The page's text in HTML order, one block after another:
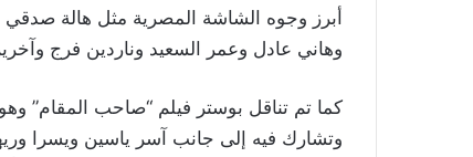
أبرز وجوه الشاشة المصرية مثل هالة
وهاني عادل وعمر ‏السعيد وناردين فرج
كما تم تناقل بوستر فيلم “صاحب المقام”
وتشارك فيه إلى جانب آسر ياسين ويسرا